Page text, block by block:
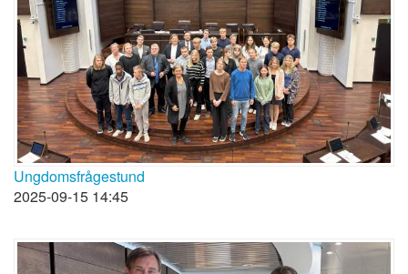
Ungdomsfrågestund
2025-09-15 14:45